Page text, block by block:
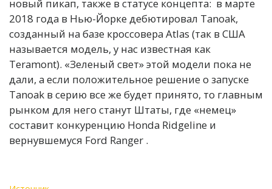
новый пикап, также в статусе концепта: в марте
2018 года в Нью-Йорке дебютировал Tanoak,
созданный на базе кроссовера Atlas (так в США
называется модель, у нас известная как
Teramont). «Зеленый свет» этой модели пока не
дали, а если положительное решение о запуске
Tanoak в серию все же будет принято, то главным
рынком для него станут Штаты, где «немец»
составит конкуренцию Honda Ridgeline и
вернувшемуся Ford Ranger .